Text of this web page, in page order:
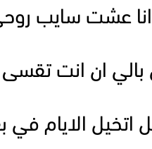
عشت سايب
ان انت
الايام